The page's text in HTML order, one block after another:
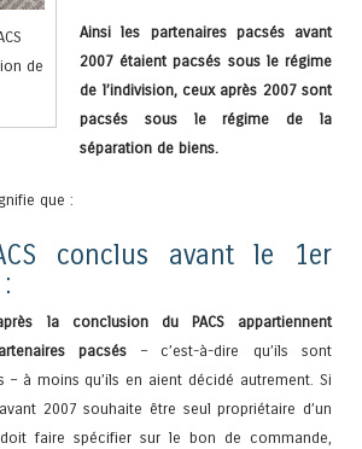
de
Ainsi les partenaires pacsés avant
2007 étaient pacsés sous le régime
de l’indivision, ceux après 2007 sont
pacsés sous le régime de la
séparation de biens.
que :
conclus avant le 1er
la conclusion du PACS appartiennent
pacsés – c’est-à-dire qu’ils sont
– à moins qu’ils en aient décidé autrement. Si
2007 souhaite être seul propriétaire d’un
faire spécifier sur le bon de commande,